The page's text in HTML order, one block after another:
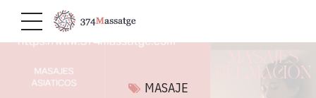
MASAJE